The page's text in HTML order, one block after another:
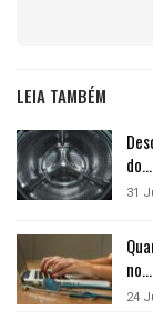
LEIA TAMBÉM
do…
31
no…
24